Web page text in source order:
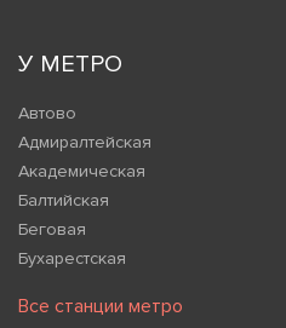
У МЕТРО
Автово
Адмиралтейская
Академическая
Балтийская
Беговая
Бухарестская
Все станции метро